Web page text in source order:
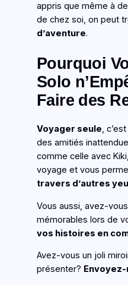
appris que même à
de chez soi, on peut
d’aventure.
Pourquoi
Solo
Faire des
Voyager seule,
des amitiés
comme celle avec
voyage et vous
travers d’autres
Vous aussi, avez-
mémorables lors de
vos histoires en
Avez-vous un joli
présenter?